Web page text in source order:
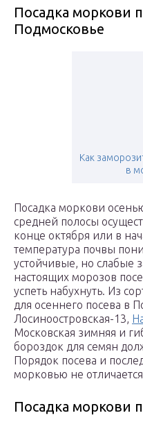
Посадка моркови
Подмосковье
Как
в
Посадка моркови
средней полосы
конце октября или в
температура почвы
устойчивые, но слабые
настоящих морозов
успеть набухнуть. Из
для осеннего посева в
Лосиноостровская-13,
Московская зимняя и
бороздок для семян
Порядок посева и
морковью не
Посадка моркови